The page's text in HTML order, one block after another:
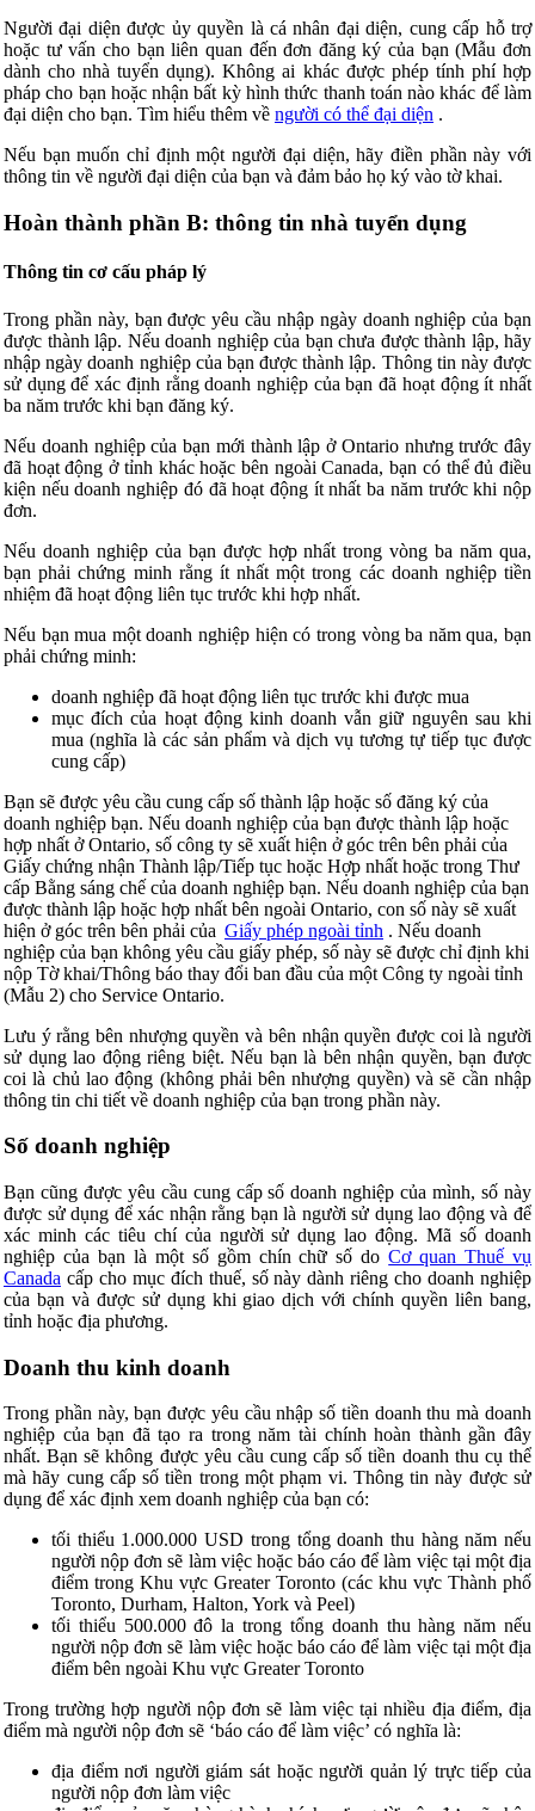
Người đại diện được ủy quyền là cá nhân đại diện, cung cấp hỗ trợ
hoặc tư vấn cho bạn liên quan đến đơn đăng ký của bạn (Mẫu đơn
dành cho nhà tuyển dụng). Không ai khác được phép tính phí hợp
pháp cho bạn hoặc nhận bất kỳ hình thức thanh toán nào khác để làm
đại diện cho bạn. Tìm hiểu thêm về người có thể đại diện .
Nếu bạn muốn chỉ định một người đại diện, hãy điền phần này với
thông tin về người đại diện của bạn và đảm bảo họ ký vào tờ khai.
Hoàn thành phần B: thông tin nhà tuyển dụng
Thông tin cơ cấu pháp lý
Trong phần này, bạn được yêu cầu nhập ngày doanh nghiệp của bạn
được thành lập. Nếu doanh nghiệp của bạn chưa được thành lập, hãy
nhập ngày doanh nghiệp của bạn được thành lập. Thông tin này được
sử dụng để xác định rằng doanh nghiệp của bạn đã hoạt động ít nhất
ba năm trước khi bạn đăng ký.
Nếu doanh nghiệp của bạn mới thành lập ở Ontario nhưng trước đây
đã hoạt động ở tỉnh khác hoặc bên ngoài Canada, bạn có thể đủ điều
kiện nếu doanh nghiệp đó đã hoạt động ít nhất ba năm trước khi nộp
đơn.
Nếu doanh nghiệp của bạn được hợp nhất trong vòng ba năm qua,
bạn phải chứng minh rằng ít nhất một trong các doanh nghiệp tiền
nhiệm đã hoạt động liên tục trước khi hợp nhất.
Nếu bạn mua một doanh nghiệp hiện có trong vòng ba năm qua, bạn
phải chứng minh:
doanh nghiệp đã hoạt động liên tục trước khi được mua
mục đích của hoạt động kinh doanh vẫn giữ nguyên sau khi
mua (nghĩa là các sản phẩm và dịch vụ tương tự tiếp tục được
cung cấp)
Bạn sẽ được yêu cầu cung cấp số thành lập hoặc số đăng ký của
doanh nghiệp bạn. Nếu doanh nghiệp của bạn được thành lập hoặc
hợp nhất ở Ontario, số công ty sẽ xuất hiện ở góc trên bên phải của
Giấy chứng nhận Thành lập/Tiếp tục hoặc Hợp nhất hoặc trong Thư
cấp Bằng sáng chế của doanh nghiệp bạn. Nếu doanh nghiệp của bạn
được thành lập hoặc hợp nhất bên ngoài Ontario, con số này sẽ xuất
hiện ở góc trên bên phải của Giấy phép ngoài tỉnh . Nếu doanh
nghiệp của bạn không yêu cầu giấy phép, số này sẽ được chỉ định khi
nộp Tờ khai/Thông báo thay đổi ban đầu của một Công ty ngoài tỉnh
(Mẫu 2) cho Service Ontario.
Lưu ý rằng bên nhượng quyền và bên nhận quyền được coi là người
sử dụng lao động riêng biệt. Nếu bạn là bên nhận quyền, bạn được
coi là chủ lao động (không phải bên nhượng quyền) và sẽ cần nhập
thông tin chi tiết về doanh nghiệp của bạn trong phần này.
Số doanh nghiệp
Bạn cũng được yêu cầu cung cấp số doanh nghiệp của mình, số này
được sử dụng để xác nhận rằng bạn là người sử dụng lao động và để
xác minh các tiêu chí của người sử dụng lao động. Mã số doanh
nghiệp của bạn là một số gồm chín chữ số doCơ quan Thuế vụ
Canada cấp cho mục đích thuế, số này dành riêng cho doanh nghiệp
của bạn và được sử dụng khi giao dịch với chính quyền liên bang,
tỉnh hoặc địa phương.
Doanh thu kinh doanh
Trong phần này, bạn được yêu cầu nhập số tiền doanh thu mà doanh
nghiệp của bạn đã tạo ra trong năm tài chính hoàn thành gần đây
nhất. Bạn sẽ không được yêu cầu cung cấp số tiền doanh thu cụ thể
mà hãy cung cấp số tiền trong một phạm vi. Thông tin này được sử
dụng để xác định xem doanh nghiệp của bạn có:
tối thiểu 1.000.000 USD trong tổng doanh thu hàng năm nếu
người nộp đơn sẽ làm việc hoặc báo cáo để làm việc tại một địa
điểm trong Khu vực Greater Toronto (các khu vực Thành phố
Toronto, Durham, Halton, York và Peel)
tối thiểu 500.000 đô la trong tổng doanh thu hàng năm nếu
người nộp đơn sẽ làm việc hoặc báo cáo để làm việc tại một địa
điểm bên ngoài Khu vực Greater Toronto
Trong trường hợp người nộp đơn sẽ làm việc tại nhiều địa điểm, địa
điểm mà người nộp đơn sẽ ‘báo cáo để làm việc’ có nghĩa là:
địa điểm nơi người giám sát hoặc người quản lý trực tiếp của
người nộp đơn làm việc